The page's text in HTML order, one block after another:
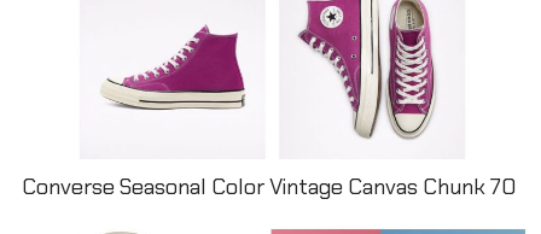
Converse Seasonal Color Vintage Canvas Chunk 70